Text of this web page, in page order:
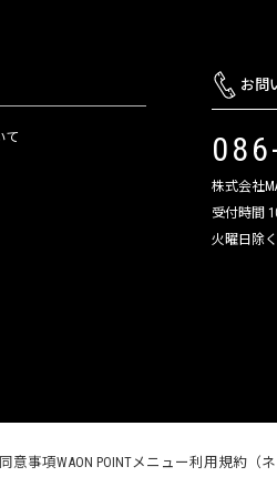
て
お問
株式会社
受付時間
火曜日除
意事項WAON POINTメニュー利用規約（